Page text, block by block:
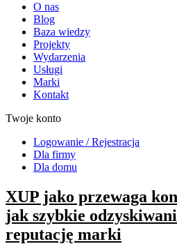
O nas
Blog
Baza wiedzy
Projekty
Wydarzenia
Usługi
Marki
Kontakt
Twoje konto
Logowanie / Rejestracja
Dla firmy
Dla domu
XUP jako przewaga
jak szybkie
reputację marki